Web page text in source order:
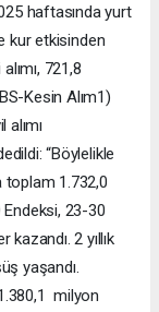
haftasında yurt
kur etkisinden
721,8
Kesin Alım1)
“Böylelikle
toplam 1.732,0
Endeksi, 23-30
2 yıllık
yaşandı.
milyon